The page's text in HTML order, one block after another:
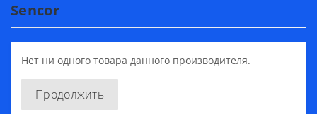
Sencor
Нет ни одного товара данного производителя.
Продолжить